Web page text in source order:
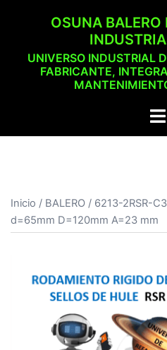
OSUNA BALERO
UNIVERSO INDUSTRIAL
FABRICANTE,
Inicio / BALERO / 6213-2RSR-
d=65mm D=120mm A=23 mm